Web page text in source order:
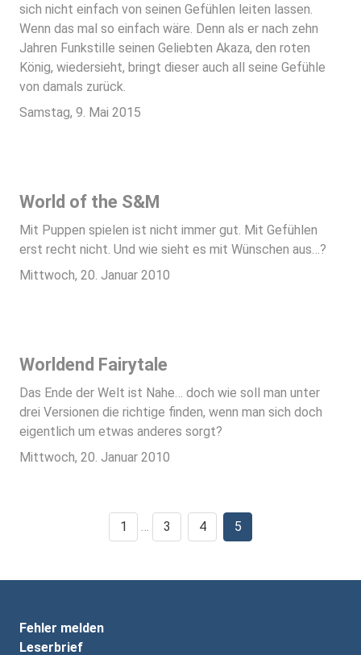
sich nicht einfach von seinen Gefühlen leiten lassen.
Wenn das mal so einfach wäre. Denn als er nach zehn
Jahren Funkstille seinen Geliebten Akaza, den roten
König, wiedersieht, bringt dieser auch all seine Gefühle
von damals zurück.
Samstag, 9. Mai 2015
World of the S&M
Mit Puppen spielen ist nicht immer gut. Mit Gefühlen
erst recht nicht. Und wie sieht es mit Wünschen aus…?
Mittwoch, 20. Januar 2010
Worldend Fairytale
Das Ende der Welt ist Nahe… doch wie soll man unter
drei Versionen die richtige finden, wenn man sich doch
eigentlich um etwas anderes sorgt?
Mittwoch, 20. Januar 2010
1 3 4 5
Fehler melden
Leserbrief